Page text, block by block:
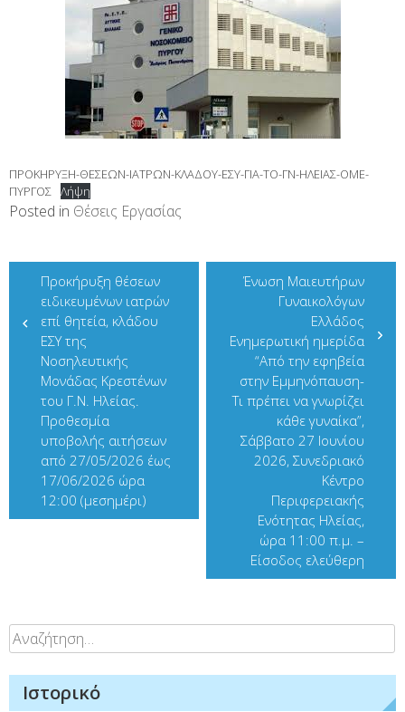
ΠΡΟΚΗΡΥΞΗ-ΘΕΣΕΩΝ-ΙΑΤΡΩΝ-ΚΛΑΔΟΥ-ΕΣΥ-ΓΙΑ-ΤΟ-ΓΝ-ΗΛΕΙΑΣ-ΟΜΕ-
ΠΥΡΓΟΣ Λήψη
Posted in Θέσεις Εργασίας
Πλοήγηση
άρθρων
Προκήρυξη θέσεων
ειδικευμένων ιατρών
επί θητεία, κλάδου
ΕΣΥ της
Νοσηλευτικής
Μονάδας Κρεστένων
του Γ.Ν. Ηλείας.
Προθεσμία
υποβολής αιτήσεων
από 27/05/2026 έως
17/06/2026 ώρα
12:00 (μεσημέρι)
Ένωση Μαιευτήρων
Γυναικολόγων
Ελλάδος
Ενημερωτική ημερίδα
“Από την εφηβεία
στην Εμμηνόπαυση-
Τι πρέπει να γνωρίζει
κάθε γυναίκα”,
Σάββατο 27 Ιουνίου
2026, Συνεδριακό
Κέντρο
Περιφερειακής
Ενότητας Ηλείας,
ώρα 11:00 π.μ. –
Είσοδος ελεύθερη
Αναζήτηση
για:
Ιστορικό